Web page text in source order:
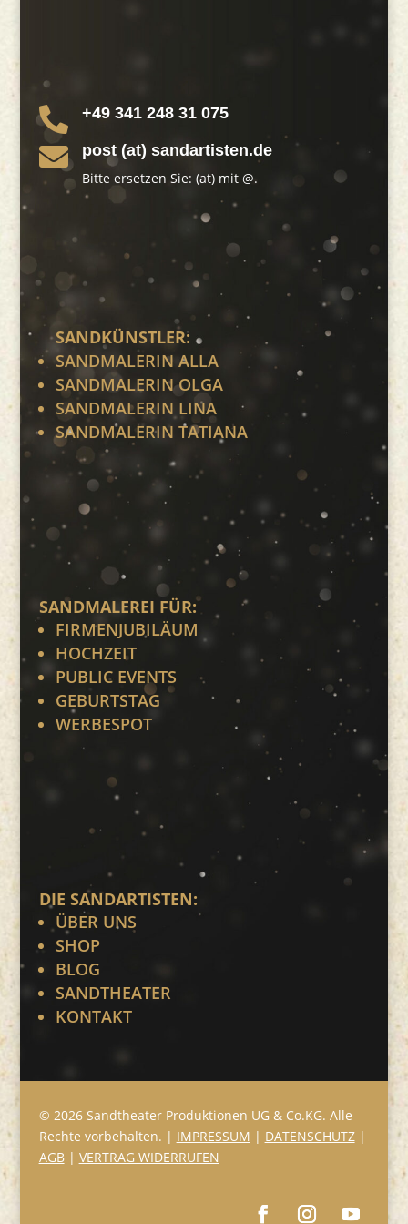
 +49 341 248 31 075
 post (at) sandartisten.de
Bitte ersetzen Sie: (at) mit @.
SANDKÜNSTLER:
SANDMALERIN ALLA
SANDMALERIN OLGA
SANDMALERIN LINA
SANDMALERIN TATIANA
SANDMALEREI FÜR:
FIRMENJUBILÄUM
HOCHZEIT
PUBLIC EVENTS
GEBURTSTAG
WERBESPOT
DIE SANDARTISTEN:
ÜBER UNS
SHOP
BLOG
SANDTHEATER
KONTAKT
© 2026 Sandtheater Produktionen UG & Co.KG. Alle
Rechte vorbehalten. | IMPRESSUM | DATENSCHUTZ|
AGB| VERTRAG WIDERRUFEN